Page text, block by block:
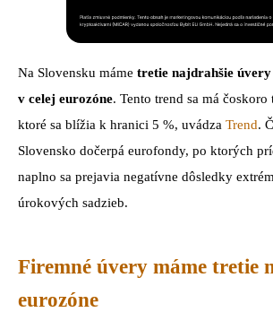
Na Slovensku máme tretie najdrahšie
v celej eurozóne. Tento trend sa má
ktoré sa blížia k hranici 5 %, uvádza Trend.
Slovensko dočerpá eurofondy, po ktorých
naplno sa prejavia negatívne dôsledky
úrokových sadzieb.
Firemné úvery máme tretie
eurozóne